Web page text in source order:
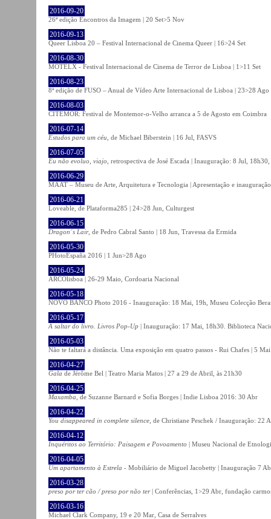
2016-09-20
26ª edição Encontros da Imagem | 20 Set>5 Nov
2016-09-13
Queer Lisboa 20 – Festival Internacional de Cinema Queer | 16>24 Set
2016-08-30
MOTELX - Festival Internacional de Cinema de Terror de Lisboa | 1>11 Set
2016-08-23
8ª edição de FUSO – Anual de Vídeo Arte Internacional de Lisboa | 23>28 Ago
2016-08-03
CITEMOR: Festival de Montemor-o-Velho arranca a 5 de Agosto em Coimbra
2016-07-14
Estudos para um céu , de Michael Biberstein | 16 Jul, FASVS
2016-07-05
Eu não evoluo, viajo , retrospectiva de José Escada | Inauguração: 8 Jul,
2016-06-29
MAAT – Museu de Arte, Arquitetura e Tecnologia | Apresentação e
2016-06-21
Loveable, de Plataforma285 | 24>28 Jun, Culturgest
2016-06-15
Dragon´s Lair, de Pedro Cabral Santo | 18 Jun, Travessa da Ermida
2016-05-30
PHotoEspaña 2016 | 1 Jun>28 Ago
2016-05-24
ARCOlisboa | 26-29 Maio, Cordoaria Nacional
2016-05-18
NOVO BANCO Photo 2016 - Inauguração: 18 Mai, 19h, Museu Colecção
2016-05-17
A saltar do livro. Livros Pop-Up | Inauguração: 17 Mai, 18h30. Biblioteca
2016-05-03
Não te faltará a distância. Uma exposição em quatro passos - Rui Chafes | 5
2016-04-27
Gala de Jérôme Bel | Teatro Maria Matos | 27 a 29 de Abril, às 21h30
2016-04-25
Maxamba , de Suzanne Barnard e Sofia Borges | Indie Lisboa 2016: 30 Abr
2016-04-22
You disappeared in complete silence , de Christiane Peschek / Inauguração: 22
2016-04-12
Inquéritos ao Território: Paisagem e Povoamento | Museu Nacional de
2016-04-05
Um apartamento à Estrela - Mobiliário de Miguel Jacobetty | Inauguração 7
2016-03-28
preso por ter cão / preso por não ter| Conferências, 1>29 Abr, fundação
2016-03-16
Michael Clark Company, 19 e 20 Mar, Casa de Serralves